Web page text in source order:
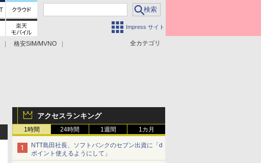
Impress サイト
全カテゴリ
格安SIM/MVNO
アクセスランキング
1時間 24時間 1週間 1カ月
NTT島田社長、ソフトバンクのセブン出資に「d
ポイント使えるようにして」